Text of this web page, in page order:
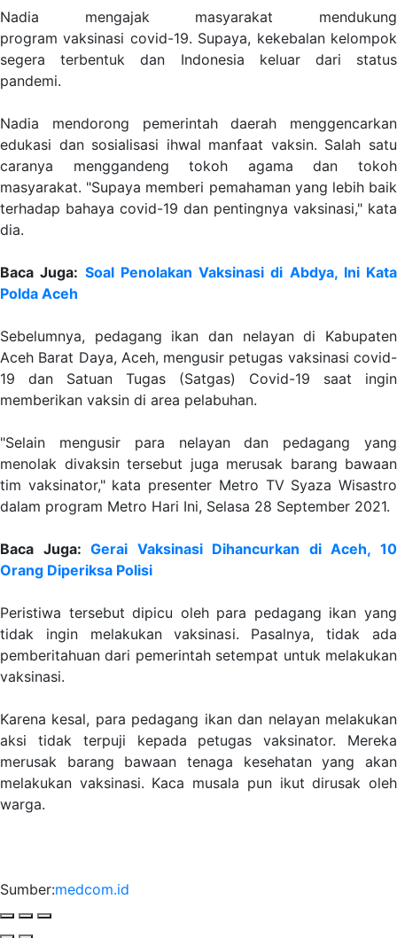
Nadia mengajak masyarakat mendukung
program vaksinasi covid-19. Supaya, kekebalan kelompok
segera terbentuk dan Indonesia keluar dari status
pandemi.
Nadia mendorong pemerintah daerah menggencarkan
edukasi dan sosialisasi ihwal manfaat vaksin. Salah satu
caranya menggandeng tokoh agama dan tokoh
masyarakat. "Supaya memberi pemahaman yang lebih baik
terhadap bahaya covid-19 dan pentingnya vaksinasi," kata
dia.
Baca Juga: Soal Penolakan Vaksinasi di Abdya, Ini Kata
Polda Aceh
Sebelumnya, pedagang ikan dan nelayan di Kabupaten
Aceh Barat Daya, Aceh, mengusir petugas vaksinasi covid-
19 dan Satuan Tugas (Satgas) Covid-19 saat ingin
memberikan vaksin di area pelabuhan.
"Selain mengusir para nelayan dan pedagang yang
menolak divaksin tersebut juga merusak barang bawaan
tim vaksinator," kata presenter Metro TV Syaza Wisastro
dalam program Metro Hari Ini, Selasa 28 September 2021.
Baca Juga:Gerai Vaksinasi Dihancurkan di Aceh, 10
Orang Diperiksa Polisi
Peristiwa tersebut dipicu oleh para pedagang ikan yang
tidak ingin melakukan vaksinasi. Pasalnya, tidak ada
pemberitahuan dari pemerintah setempat untuk melakukan
vaksinasi.
Karena kesal, para pedagang ikan dan nelayan melakukan
aksi tidak terpuji kepada petugas vaksinator. Mereka
merusak barang bawaan tenaga kesehatan yang akan
melakukan vaksinasi. Kaca musala pun ikut dirusak oleh
warga.
Sumber:medcom.id